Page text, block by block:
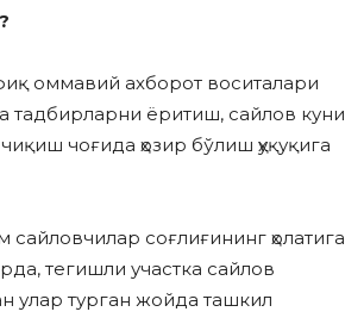
оммавий ахборот воситалари
тадбирларни ёритиш, сайлов куни
чоғида ҳозир бўлиш ҳуқуқига
соғлиғининг ҳолатига
тегишли участка сайлов
улар турган жойда ташкил